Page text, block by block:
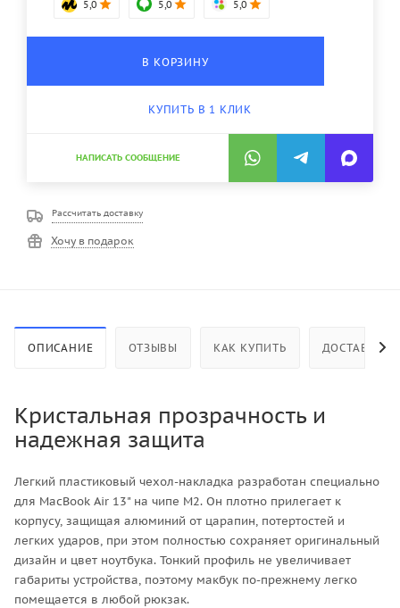
5,0 5,0 5,0
В КОРЗИНУ
КУПИТЬ В 1 КЛИК
НАПИСАТЬ СООБЩЕНИЕ
Рассчитать доставку
Хочу в подарок
ОПИСАНИЕ ОТЗЫВЫ КАК КУПИТЬ ДОСТАВКА
Кристальная прозрачность и
надежная защита
Легкий пластиковый чехол-накладка разработан специально
для MacBook Air 13" на чипе M2. Он плотно прилегает к
корпусу, защищая алюминий от царапин, потертостей и
легких ударов, при этом полностью сохраняет оригинальный
дизайн и цвет ноутбука. Тонкий профиль не увеличивает
габариты устройства, поэтому макбук по-прежнему легко
помещается в любой рюкзак.